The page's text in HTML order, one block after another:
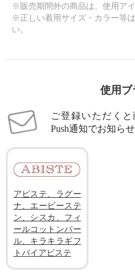
※販売期間外の商品は、使用ア
※正しい着用サイズ・カラー等
い。
使用ブ
ご登録いただく
Push通知でお知らせ
アビステ、ラグー
ナ、エービーステ
ン、シスカ、フィ
ールコットンパー
ル、キラキラギフ
トバイアビステ